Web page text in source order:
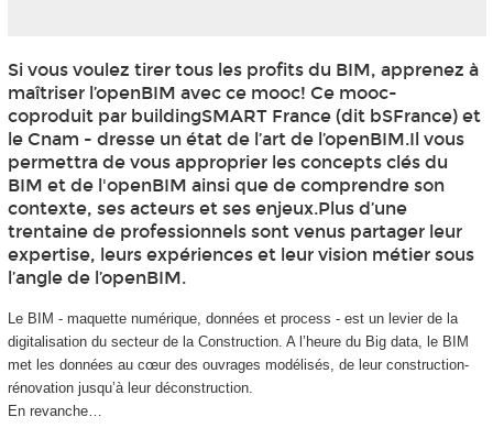
Si vous voulez tirer tous les profits du BIM, apprenez à
maîtriser l’openBIM avec ce mooc! Ce mooc-
coproduit par buildingSMART France (dit bSFrance) et
le Cnam - dresse un état de l’art de l’openBIM.Il vous
permettra de vous approprier les concepts clés du
BIM et de l'openBIM ainsi que de comprendre son
contexte, ses acteurs et ses enjeux.Plus d’une
trentaine de professionnels sont venus partager leur
expertise, leurs expériences et leur vision métier sous
l’angle de l’openBIM.
Le BIM - maquette numérique, données et process - est un levier de la
digitalisation du secteur de la Construction. A l’heure du Big data, le BIM
met les données au cœur des ouvrages modélisés, de leur construction-
rénovation jusqu’à leur déconstruction.
En revanche…